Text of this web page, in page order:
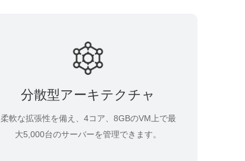
分散型アーキテクチャ
柔軟な拡張性を備え、4コア、8GBのVM上で最
大5,000台のサーバーを管理できます。